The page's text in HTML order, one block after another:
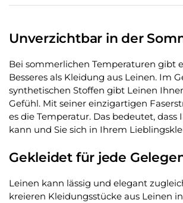
Unverzichtbar in der
Bei sommerlichen Temperaturen gibt
Besseres als Kleidung aus Leinen. Im
synthetischen Stoffen gibt Leinen
Gefühl. Mit seiner einzigartigen
es die Temperatur. Das bedeutet, dass
kann und Sie sich in Ihrem
Gekleidet für jede
Leinen kann lässig und elegant
kreieren Kleidungsstücke aus Leinen